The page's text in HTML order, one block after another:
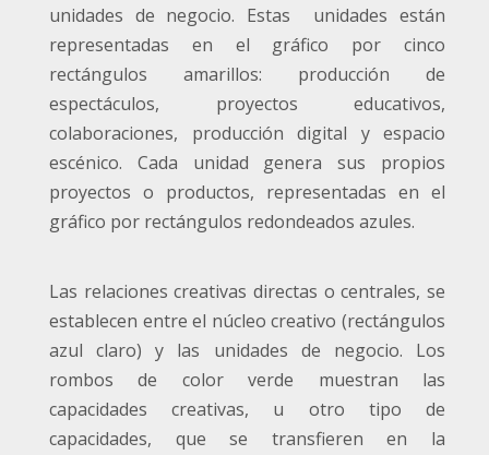
unidades de negocio. Estas unidades están
representadas en el gráfico por cinco
rectángulos amarillos: producción de
espectáculos, proyectos educativos,
colaboraciones, producción digital y espacio
escénico. Cada unidad genera sus propios
proyectos o productos, representadas en el
gráfico por rectángulos redondeados azules.
Las relaciones creativas directas o centrales, se
establecen entre el núcleo creativo (rectángulos
azul claro) y las unidades de negocio. Los
rombos de color verde muestran las
capacidades creativas, u otro tipo de
capacidades, que se transfieren en la